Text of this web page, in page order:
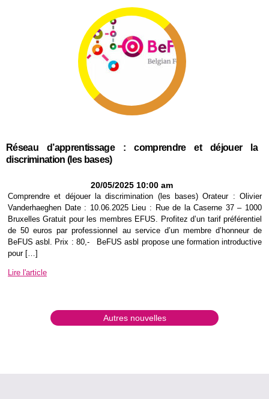
Réseau d’apprentissage : comprendre et déjouer la
discrimination (les bases)
20/05/2025 10:00 am
Comprendre et déjouer la discrimination (les bases) Orateur : Olivier
Vanderhaeghen Date : 10.06.2025 Lieu : Rue de la Caserne 37 – 1000
Bruxelles Gratuit pour les membres EFUS. Profitez d’un tarif préférentiel
de 50 euros par professionnel au service d’un membre d’honneur de
BeFUS asbl. Prix : 80,- BeFUS asbl propose une formation introductive
pour […]
Lire l'article
Autres nouvelles